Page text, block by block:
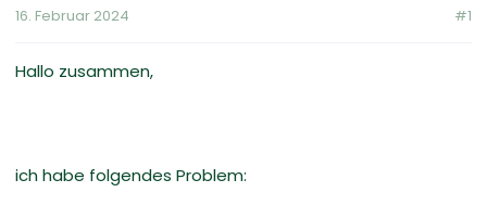
e
t
m
16. Februar 2024 #1
Hallo zusammen,
ich habe folgendes Problem: